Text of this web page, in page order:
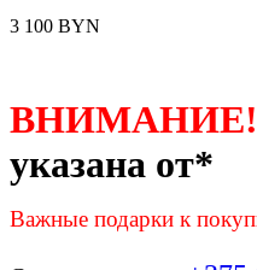
3 100 BYN
ВНИМАНИЕ!
указана от*
Важные подарки к